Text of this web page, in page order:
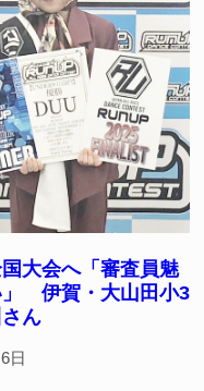
大会へ「審査員魅
」 伊賀・大山田小3
ん
日